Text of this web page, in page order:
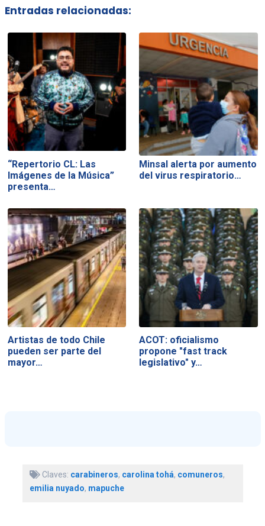
Entradas relacionadas:
“Repertorio CL: Las
Imágenes de la Música”
presenta…
Minsal alerta por aumento
del virus respiratorio…
Artistas de todo Chile
pueden ser parte del
mayor…
ACOT: oficialismo
propone "fast track
legislativo" y…
Claves: carabineros, carolina tohá, comuneros,
emilia nuyado, mapuche